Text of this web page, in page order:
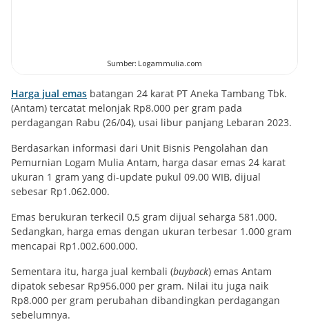
Harga jual emas batangan 24 karat PT Aneka Tambang Tbk.
(Antam) tercatat melonjak Rp8.000 per gram pada
perdagangan Rabu (26/04), usai libur panjang Lebaran 2023.
Berdasarkan informasi dari Unit Bisnis Pengolahan dan
Pemurnian Logam Mulia Antam, harga dasar emas 24 karat
ukuran 1 gram yang di-update pukul 09.00 WIB, dijual
sebesar Rp1.062.000.
Emas berukuran terkecil 0,5 gram dijual seharga 581.000.
Sedangkan, harga emas dengan ukuran terbesar 1.000 gram
mencapai Rp1.002.600.000.
Sementara itu, harga jual kembali (buyback) emas Antam
dipatok sebesar Rp956.000 per gram. Nilai itu juga naik
Rp8.000 per gram perubahan dibandingkan perdagangan
sebelumnya.